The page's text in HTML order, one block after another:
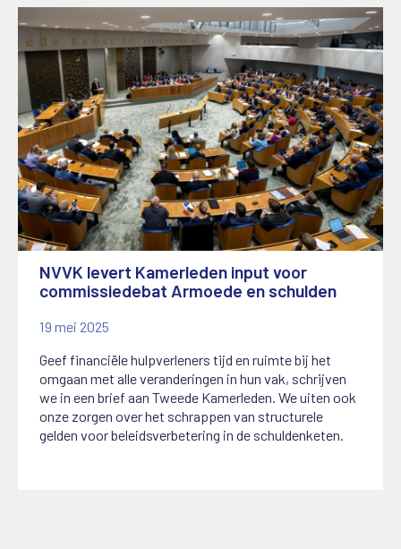
NVVK levert Kamerleden input voor
commissiedebat Armoede en schulden
19 mei 2025
Geef financiële hulpverleners tijd en ruimte bij het
omgaan met alle veranderingen in hun vak, schrijven
we in een brief aan Tweede Kamerleden. We uiten ook
onze zorgen over het schrappen van structurele
gelden voor beleidsverbetering in de schuldenketen.